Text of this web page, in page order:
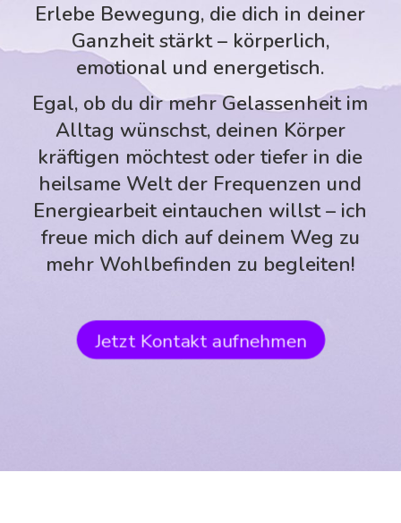
Erlebe Bewegung, die dich in deiner
Ganzheit stärkt – körperlich,
emotional und energetisch.
Egal, ob du dir mehr Gelassenheit im
Alltag wünschst, deinen Körper
kräftigen möchtest oder tiefer in die
heilsame Welt der Frequenzen und
Energiearbeit eintauchen willst – ich
freue mich dich auf deinem Weg zu
mehr Wohlbefinden zu begleiten!
Jetzt Kontakt aufnehmen